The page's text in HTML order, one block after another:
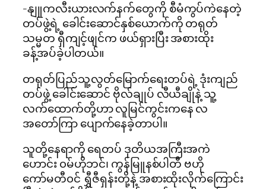
-နျူကလီးယားလက်နက်တွေကို စီမံကွပ်ကဲနေတဲ့
တပ်ဖွဲ့ရဲ့ ခေါင်းဆောင်နှစ်ယောက်ကို တရုတ်
သမ္မတ ရှီကျင့်ဖျင်က ဖယ်ရှားပြီး အစားထိုး
ခန့်အပ်ခဲ့ပါတယ်။
တရုတ်ပြည်သူ့လွတ်မြောက်ရေးတပ်ရဲ့ ဒုံးကျည်
တပ်ဖွဲ့ ခေါင်းဆောင် ဗိုလ်ချုပ် လီယီချိုနဲ့ သူ့
လက်ထောက်တို့ဟာ လူမြင်ကွင်းကနေ လ
အတော်ကြာ ပျောက်နေခဲ့တာပါ။
သူတို့နေရာကို ရေတပ် ဒုတိယအကြီးအကဲ
ဟောင်း ၀မ်ဟိုဘင်၊ ကွန်မြူနစ်ပါတီ ဗဟို
ကော်မတီ၀င် ရွှီဇီရှန်းတို့နဲ့ အစားထိုးလိုက်ကြောင်း